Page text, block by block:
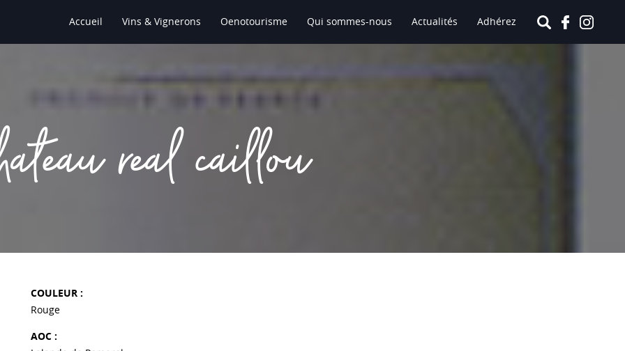
Accueil Vins & Vignerons Oenotourisme Qui sommes-nous Actualités Adhérez
real caillou
COULEUR :
Rouge
AOC :